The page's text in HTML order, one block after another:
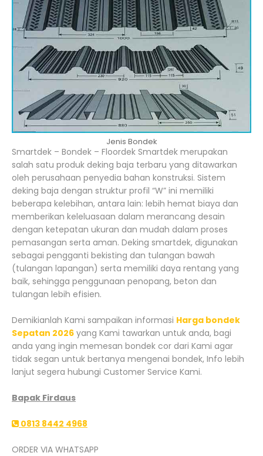
Jenis Bondek
Smartdek – Bondek – Floordek Smartdek merupakan
salah satu produk deking baja terbaru yang ditawarkan
oleh perusahaan penyedia bahan konstruksi. Sistem
deking baja dengan struktur profil “W” ini memiliki
beberapa kelebihan, antara lain: lebih hemat biaya dan
memberikan keleluasaan dalam merancang desain
dengan ketepatan ukuran dan mudah dalam proses
pemasangan serta aman. Deking smartdek, digunakan
sebagai pengganti bekisting dan tulangan bawah
(tulangan lapangan) serta memiliki daya rentang yang
baik, sehingga penggunaan penopang, beton dan
tulangan lebih efisien.
Demikianlah Kami sampaikan informasi Harga bondek
Sepatan 2026 yang Kami tawarkan untuk anda, bagi
anda yang ingin memesan bondek cor dari Kami agar
tidak segan untuk bertanya mengenai bondek, Info lebih
lanjut segera hubungi Customer Service Kami.
Bapak Firdaus
0813 8442 4968
ORDER VIA WHATSAPP